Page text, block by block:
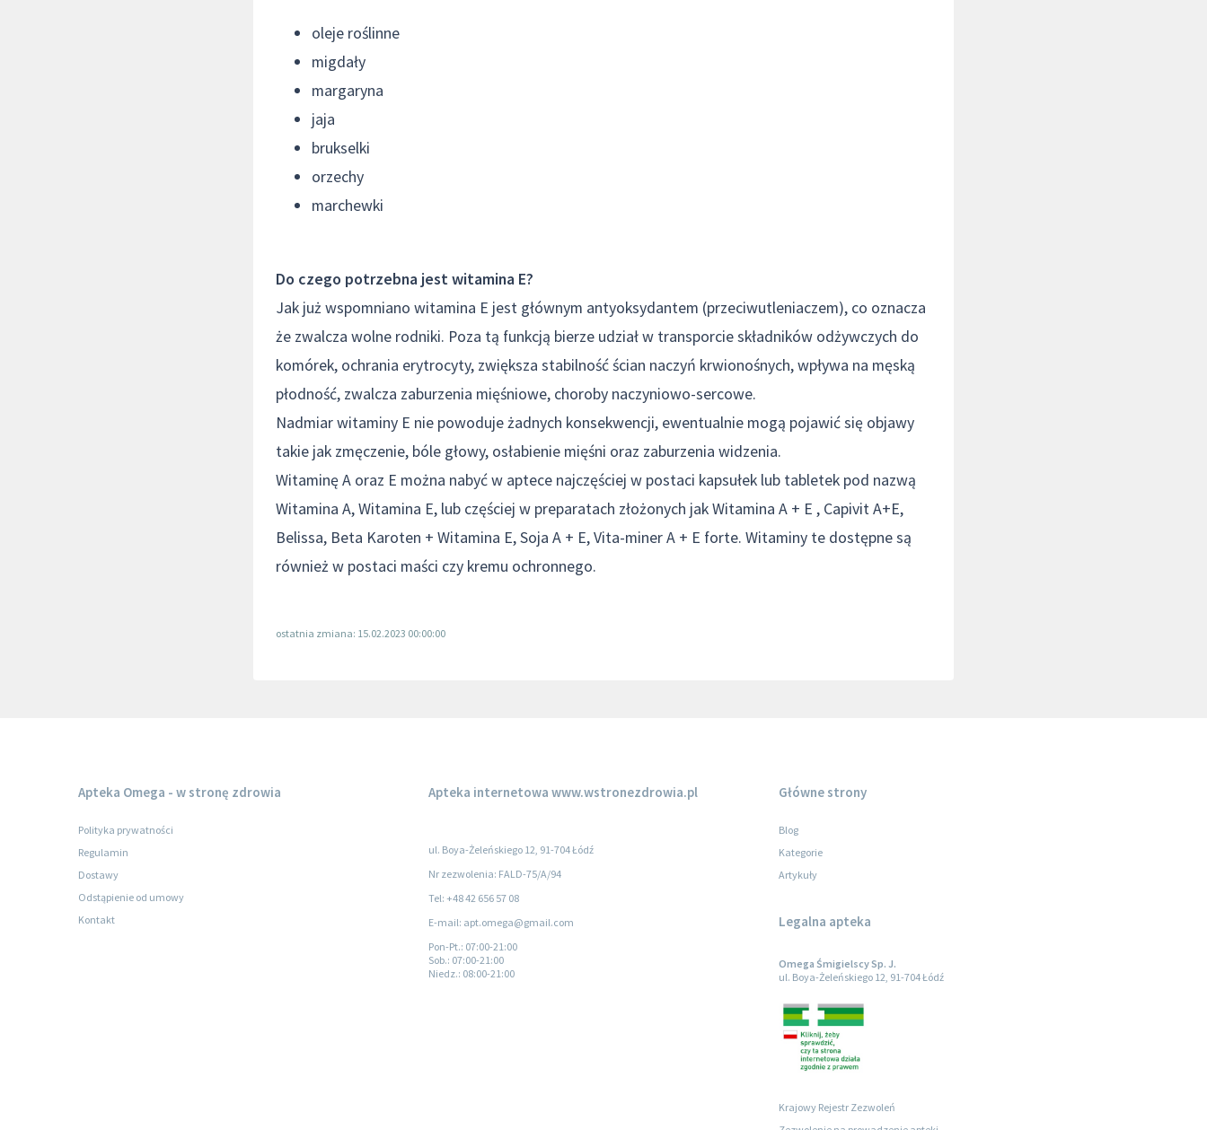
oleje roślinne
migdały
margaryna
jaja
brukselki
orzechy
marchewki
Do czego potrzebna jest witamina E?
Jak już wspomniano witamina E jest głównym antyoksydantem (przeciwutleniaczem), co oznacza
że zwalcza wolne rodniki. Poza tą funkcją bierze udział w transporcie składników odżywczych do
komórek, ochrania erytrocyty, zwiększa stabilność ścian naczyń krwionośnych, wpływa na męską
płodność, zwalcza zaburzenia mięśniowe, choroby naczyniowo-sercowe.
Nadmiar witaminy E nie powoduje żadnych konsekwencji, ewentualnie mogą pojawić się objawy
takie jak zmęczenie, bóle głowy, osłabienie mięśni oraz zaburzenia widzenia.
Witaminę A oraz E można nabyć w aptece najczęściej w postaci kapsułek lub tabletek pod nazwą
Witamina A, Witamina E, lub częściej w preparatach złożonych jak Witamina A + E , Capivit A+E,
Belissa, Beta Karoten + Witamina E, Soja A + E, Vita-miner A + E forte. Witaminy te dostępne są
również w postaci maści czy kremu ochronnego.
ostatnia zmiana: 15.02.2023 00:00:00
Apteka Omega - w stronę zdrowia
Polityka prywatności
Regulamin
Dostawy
Odstąpienie od umowy
Kontakt
Apteka internetowa www.wstronezdrowia.pl
ul. Boya-Żeleńskiego 12, 91-704 Łódź
Nr zezwolenia: FALD-75/A/94
Tel: +48 42 656 57 08
E-mail: apt.omega@gmail.com
Pon-Pt.: 07:00-21:00
Sob.: 07:00-21:00
Niedz.: 08:00-21:00
Główne strony
Blog
Kategorie
Artykuły
Legalna apteka
Omega Śmigielscy Sp. J.
ul. Boya-Żeleńskiego 12, 91-704 Łódź
Krajowy Rejestr Zezwoleń